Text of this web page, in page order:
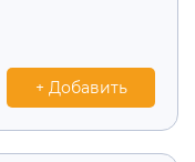
+ Добавить